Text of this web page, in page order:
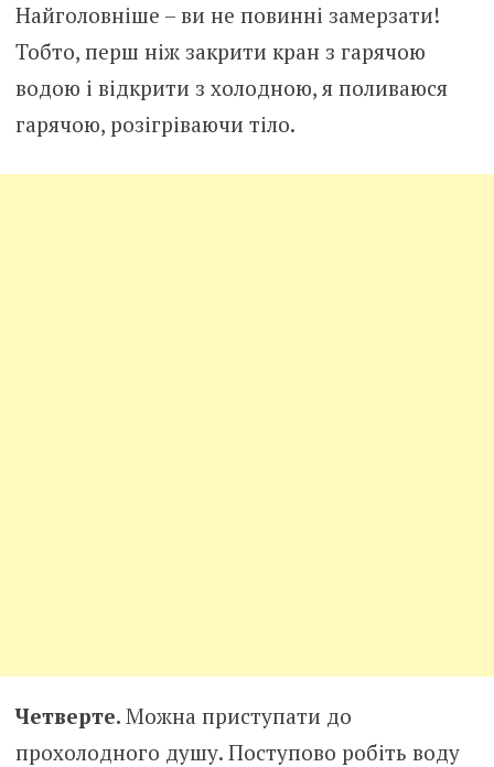
Найголовніше – ви не повинні замерзати!
Тобто, перш ніж закрити кран з гарячою
водою і відкрити з холодною, я поливаюся
гарячою, розігріваючи тіло.
Четверте. Можна приступати до
прохолодного душу. Поступово робіть воду